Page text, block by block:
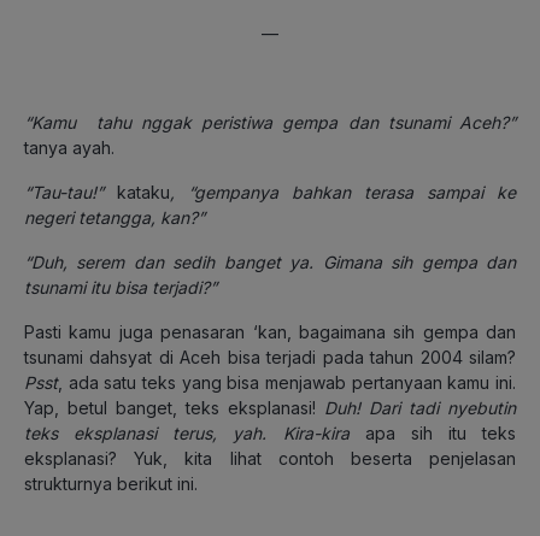
—
“Kamu tahu nggak peristiwa gempa dan tsunami Aceh?”
tanya ayah.
“Tau-tau!” kataku, “gempanya bahkan terasa sampai ke
negeri tetangga, kan?”
“Duh, serem dan sedih banget ya. Gimana sih gempa dan
tsunami itu bisa terjadi?”
Pasti kamu juga penasaran ‘kan, bagaimana sih gempa dan
tsunami dahsyat di Aceh bisa terjadi pada tahun 2004 silam?
Psst, ada satu teks yang bisa menjawab pertanyaan kamu ini.
Yap, betul banget, teks eksplanasi! Duh! Dari tadi nyebutin
teks eksplanasi terus, yah. Kira-kira apa sih itu teks
eksplanasi? Yuk, kita lihat contoh beserta penjelasan
strukturnya berikut ini.